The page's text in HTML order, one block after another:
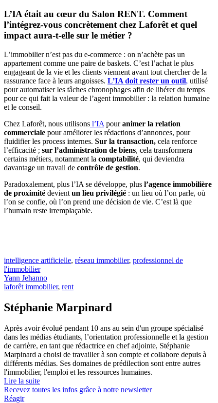
L’IA était au cœur du Salon RENT. Comment
l’intégrez-vous concrètement chez Laforêt et quel
impact aura-t-elle sur le métier ?
L’immobilier n’est pas du e-commerce : on n’achète pas un
appartement comme une paire de baskets. C’est l’achat le plus
engageant de la vie et les clients viennent avant tout chercher de la
rassurance face à leurs angoisses. L’IA doit rester un outil, utilisé
pour automatiser les tâches chronophages afin de libérer du temps
pour ce qui fait la valeur de l’agent immobilier : la relation humaine
et le conseil.
Chez Laforêt, nous utilisons l’IA pouranimer la relation
commerciale pour améliorer les rédactions d’annonces, pour
fluidifier les process internes. Sur la transaction, cela renforce
l’efficacité ; sur l’administration de biens, cela transformera
certains métiers, notamment la comptabilité, qui deviendra
davantage un travail de contrôle de gestion.
Paradoxalement, plus l’IA se développe, plus l’agence immobilière
de proximité devient un lieu privilégié : un lieu où l’on parle, où
l’on se confie, où l’on prend une décision de vie. C’est là que
l’humain reste irremplaçable.
intelligence artificielle, réseau immobilier, professionnel de
l'immobilier
Yann Jehanno
laforêt immobilier, rent
Stéphanie Marpinard
Après avoir évolué pendant 10 ans au sein d'un groupe spécialisé
dans les médias étudiants, l’orientation professionnelle et la gestion
de carrière, en tant que rédactrice en chef adjointe, Stéphanie
Marpinard a choisi de travailler à son compte et collabore depuis à
différents médias. Ses domaines de prédilection sont entre autres
l'immobilier, l'emploi et les ressources humaines.
Lire la suite
Recevez toutes les infos grâce à notre newsletter
Réagir